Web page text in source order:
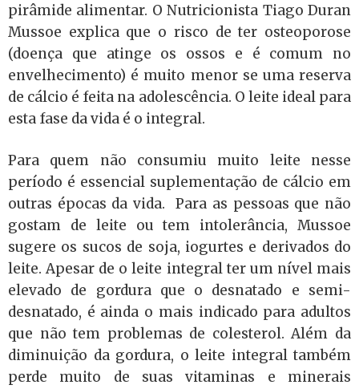
pirâmide alimentar. O Nutricionista Tiago Duran
Mussoe explica que o risco de ter osteoporose
(doença que atinge os ossos e é comum no
envelhecimento) é muito menor se uma reserva
de cálcio é feita na adolescência. O leite ideal para
esta fase da vida é o integral.
Para quem não consumiu muito leite nesse
período é essencial suplementação de cálcio em
outras épocas da vida. Para as pessoas que não
gostam de leite ou tem intolerância, Mussoe
sugere os sucos de soja, iogurtes e derivados do
leite. Apesar de o leite integral ter um nível mais
elevado de gordura que o desnatado e semi-
desnatado, é ainda o mais indicado para adultos
que não tem problemas de colesterol. Além da
diminuição da gordura, o leite integral também
perde muito de suas vitaminas e minerais